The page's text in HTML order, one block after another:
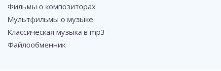
Фильмы о композиторах
Мультфильмы о музыке
Классическая музыка в mp3
Файлообменник